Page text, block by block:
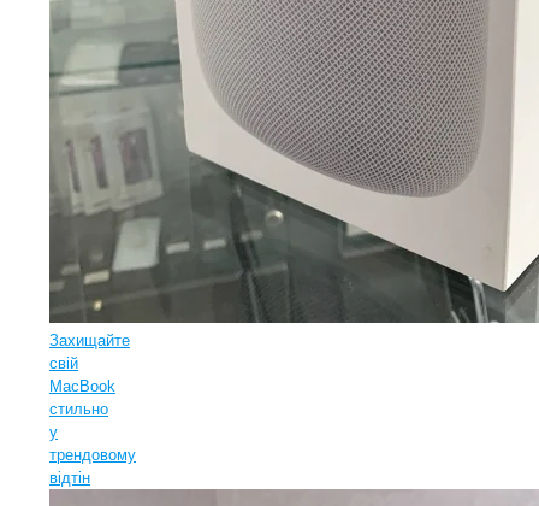
Захищайте
свій
MacBook
стильно
у
трендовому
відтін